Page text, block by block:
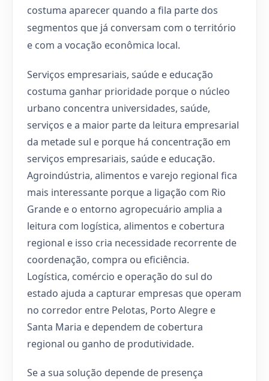
costuma aparecer quando a fila parte dos
segmentos que já conversam com o território
e com a vocação econômica local.
Serviços empresariais, saúde e educação
costuma ganhar prioridade porque o núcleo
urbano concentra universidades, saúde,
serviços e a maior parte da leitura empresarial
da metade sul e porque há concentração em
serviços empresariais, saúde e educação.
Agroindústria, alimentos e varejo regional fica
mais interessante porque a ligação com Rio
Grande e o entorno agropecuário amplia a
leitura com logística, alimentos e cobertura
regional e isso cria necessidade recorrente de
coordenação, compra ou eficiência.
Logística, comércio e operação do sul do
estado ajuda a capturar empresas que operam
no corredor entre Pelotas, Porto Alegre e
Santa Maria e dependem de cobertura
regional ou ganho de produtividade.
Se a sua solução depende de presença